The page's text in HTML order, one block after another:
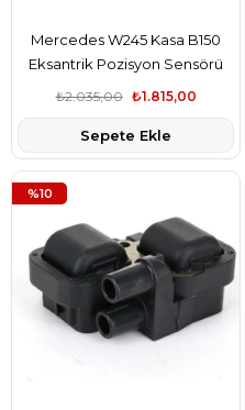
Mercedes W245 Kasa B150
Eksantrik Pozisyon Sensörü
Ngk Marka A2729050043
₺1.815,00
₺2.035,00
Sepete Ekle
%10